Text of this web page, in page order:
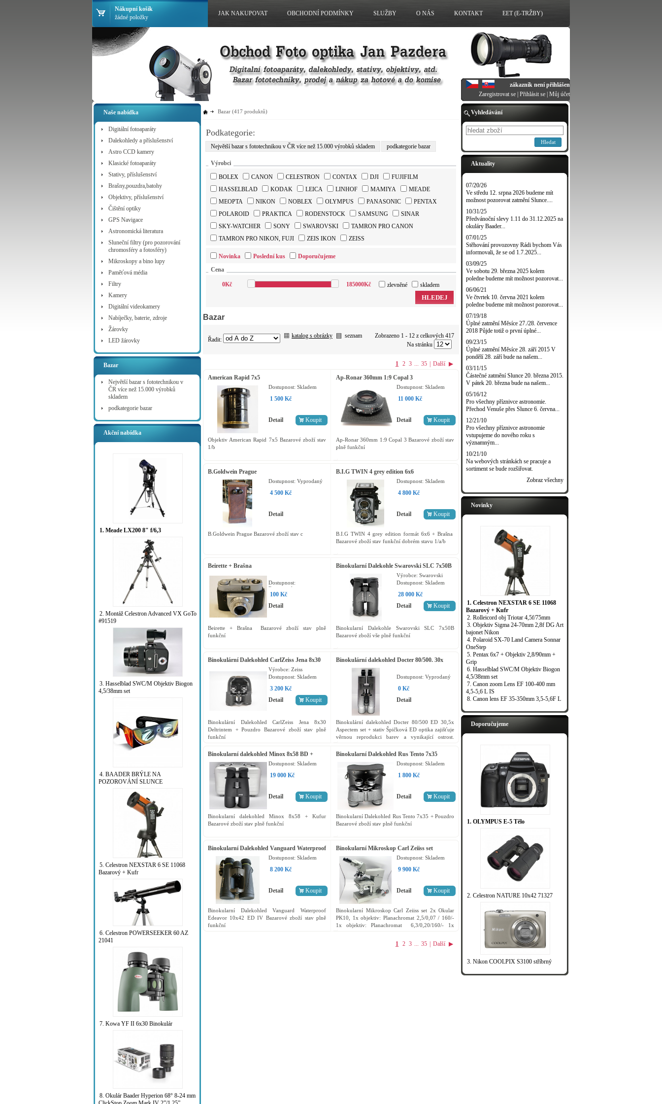
Naše nabídka
Digitální fotoaparáty
Dalekohledy a příslušenství
Astro CCD kamery
Klasické fotoaparáty
Stativy, příslušenství
Brašny,pouzdra,batohy
Objektivy, příslušenství
Čištění optiky
GPS Navigace
Astronomická literatura
Sluneční filtry (pro pozorování
chromosféry a fotosféry)
Mikroskopy a bino lupy
Paměťová média
Filtry
Kamery
Digitální videokamery
Nabíječky, baterie, zdroje
Žárovky
LED žárovky
Bazar
Největší bazar s fototechnikou v
ČR více než 15.000 výrobků
skladem
podkategorie bazar
Akční nabídka
1. Meade LX200 8" f/6,3
2. Montáž Celestron Advanced VX GoTo
#91519
3. Hasselblad SWC/M Objektiv Biogon
4,5/38mm set
4. BAADER BRÝLE NA
POZOROVÁNÍ SLUNCE
5. Celestron NEXSTAR 6 SE 11068
Bazarový + Kufr
6. Celestron POWERSEEKER 60 AZ
21041
7. Kowa YF II 6x30 Binokulár
8. Okulár Baader Hyperion 68° 8-24 mm
Bazar (417 produktů)
Podkategorie:
Největší bazar s fototechnikou v ČR více než 15.000 výrobků skladem podkategorie bazar
Výrobci
BOLEX
CANON CELESTRON CONTAX DJI
FUJIFILM
HASSELBLAD
KODAK LEICA LINHOF MAMIYA
MEADE
MEOPTA
NIKON NOBLEX OLYMPUS PANASONIC
PENTAX
POLAROID
PRAKTICA RODENSTOCK SAMSUNG
SINAR
SKY-WATCHER
SONY SWAROVSKI
TAMRON PRO CANON
TAMRON PRO NIKON, FUJI
ZEIS IKON ZEISS
Novinka Poslední kus
Doporučujeme
Cena
0Kč 185000Kč zlevněné skladem
HLEDEJ
Bazar
Řadit:
katalog s obrázky seznam
Zobrazeno 1 - 12 z celkových 417
Na stránku
1 2 3 35 | Další ▶
American Rapid 7x5
Dostupnost: Skladem
1 500 Kč
Koupit
Detail
Objektiv American Rapid 7x5 Bazarové zboží stav
1/b
Ap-Ronar 360mm 1:9 Copal 3
Dostupnost: Skladem
11 000 Kč
Koupit
Detail
Ap-Ronar 360mm 1:9 Copal 3 Bazarové zboží stav
plně funkční
B.Goldwein Prague
Dostupnost: Vyprodaný
4 500 Kč
Detail
B.Goldwein Prague Bazarové zboží stav c
B.I.G TWIN 4 grey edition 6x6
Dostupnost: Skladem
4 800 Kč
Koupit
Detail
B.I.G TWIN 4 grey edition formát 6x6 + Brašna
Bazarové zboží stav funkční dobrém stavu 1/a/b
Beirette + Brašna
Dostupnost:
Rezervováno
100 Kč
Detail
Beirette + Brašna Bazarové zboží stav plně
funkční
Binokularní Dalekohle Swarovski SLC 7x50B
Výrobce: Swarovski
Dostupnost: Skladem
28 000 Kč
Koupit
Detail
Binokularní Dalekohle Swarovski SLC 7x50B
Bazarové zboží vše plně funkční
Binokulární Dalekohled CarlZeiss Jena 8x30
Výrobce: Zeiss
Dostupnost: Skladem
3 200 Kč
Koupit
Detail
Binokulární Dalekohled CarlZeiss Jena 8x30
Deltrintem + Pouzdro Bazarové zboží stav plně
funkční
Binokulární dalekohled Docter 80/500. 30x
Aspectem set + stativ
Dostupnost: Vyprodaný
0 Kč
Detail
Binokulární dalekohled Docter 80/500 ED 30,5x
Aspectem set + stativ Špičková ED optika zajišťuje
věrnou reprodukci barev a vynikající ostrost.
Binokularní dalekohled Minox 8x58 BD +
Kufur
Dostupnost: Skladem
19 000 Kč
Koupit
Detail
Binokularní dalekohled Minox 8x58 + Kufur
Bazarové zboží stav plně funkční
Binokularní Dalekohled Rus Tento 7x35
Dostupnost: Skladem
1 800 Kč
Koupit
Detail
Binokularní Dalekohled Rus Tento 7x35 + Pouzdro
Bazarové zboží stav plně funkční
Binokularní Dalekohled Vanguard Waterproof
Dostupnost: Skladem
8 200 Kč
Koupit
Detail
Binokularní Dalekohled Vanguard Waterproof
Edeavor 10x42 ED IV Bazarové zboží stav plně
funkční
Binokularní Mikroskop Carl Zeiiss set
Dostupnost: Skladem
9 900 Kč
Koupit
Detail
Binokularní Mikroskop Carl Zeiiss set 2x Okular
PK10, 1x objektiv: Planachromat 2,5/0,07 / 160/-
1x objektiv: Planachromat 6,3/0,20/160/- 1x
1 2 3 35 | Další ▶
Vyhledávání
Hledat
Aktuality
07/20/26
Ve středu 12. srpna 2026 budeme mít
možnost pozorovat zatmění Slunce....
10/31/25
Předvánoční slevy 1.11 do 31.12.2025 na
okuláry Baader...
07/01/25
Stěhování provozovny Rádi bychom Vás
informovali, že se od 1.7.2025...
03/09/25
Ve sobotu 29. března 2025 kolem
poledne budeme mít možnost pozorovat...
06/06/21
Ve čtvrtek 10. června 2021 kolem
poledne budeme mít možnost pozorovat...
07/19/18
Úplné zatmění Měsíce 27./28. července
2018 Půjde totiž o první úplné...
09/23/15
Úplné zatmění Měsíce 28. září 2015 V
pondělí 28. září bude na našem...
03/11/15
Částečné zatmění Slunce 20. března 2015.
V pátek 20. března bude na našem...
05/16/12
Pro všechny příznivce astronomie.
Přechod Venuše přes Slunce 6. června...
12/21/10
Pro všechny příznivce astronomie
vstupujeme do nového roku s
významným...
10/21/10
Na webových stránkách se pracuje a
sortiment se bude rozšiřovat.
Zobraz všechny
Novinky
1. Celestron NEXSTAR 6 SE 11068
Bazarový + Kufr
2. Rolleicord obj Triotar 4,5f/75mm
3. Objektiv Sigma 24-70mm 2,8f DG Art
bajonet Nikon
4. Polaroid SX-70 Land Camera Sonnar
OneStep
5. Pentax 6x7 + Objektiv 2,8/90mm +
Grip
6. Hasselblad SWC/M Objektiv Biogon
4,5/38mm set
7. Canon zoom Lens EF 100-400 mm
4,5-5,6 L IS
8. Canon lens EF 35-350mm 3,5-5,6F L
Doporučujeme
1. OLYMPUS E-5 Tělo
2. Celestron NATURE 10x42 71327
3. Nikon COOLPIX S3100 stříbrný
Nákupní košík
žádné položky
JAK NAKUPOVAT OBCHODNÍ PODMÍNKY SLUŽBY O NÁS KONTAKT EET (E-TRŽBY)
zákazník není přihlášen
Zaregistrovat se Přihlásit se Můj účet